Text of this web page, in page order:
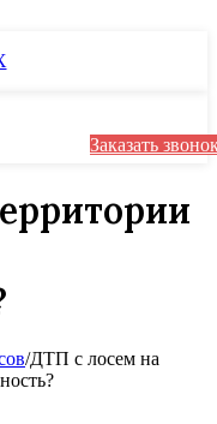
Заказать
/ДТП с лосем на